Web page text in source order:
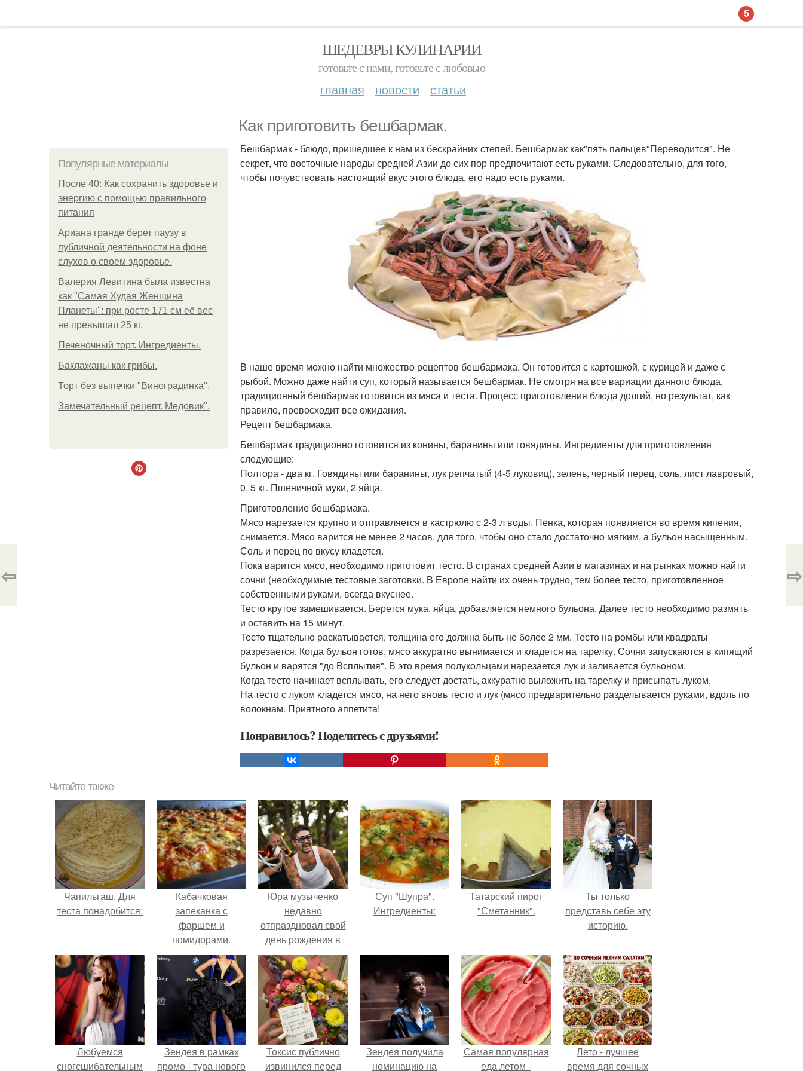
ШЕДЕВРЫ КУЛИНАРИИ
готовьте с нами, готовьте с любовью
главная новости статьи
Как приготовить бешбармак.
Популярные материалы
После 40: Как сохранить здоровье и
энергию с помощью правильного
питания
Ариана гранде берет паузу в
публичной деятельности на фоне
слухов о своем здоровье.
Валерия Левитина была известна
как "Самая Худая Женщина
Планеты": при росте 171 см её вес
не превышал 25 кг.
Печеночный торт. Ингредиенты.
Баклажаны как грибы.
Торт без выпечки "Виноградинка".
Замечательный рецепт. Медовик".
Бешбармак - блюдо, пришедшее к нам из бескрайних степей. Бешбармак как"пять пальцев"Переводится". Не
секрет, что восточные народы средней Азии до сих пор предпочитают есть руками. Следовательно, для того,
чтобы почувствовать настоящий вкус этого блюда, его надо есть руками.
В наше время можно найти множество рецептов бешбармака. Он готовится с картошкой, с курицей и даже с
рыбой. Можно даже найти суп, который называется бешбармак. Не смотря на все вариации данного блюда,
традиционный бешбармак готовится из мяса и теста. Процесс приготовления блюда долгий, но результат, как
правило, превосходит все ожидания.
Рецепт бешбармака.
Бешбармак традиционно готовится из конины, баранины или говядины. Ингредиенты для приготовления
следующие:
Полтора - два кг. Говядины или баранины, лук репчатый (4-5 луковиц), зелень, черный перец, соль, лист лавровый,
0, 5 кг. Пшеничной муки, 2 яйца.
Приготовление бешбармака.
Мясо нарезается крупно и отправляется в кастрюлю с 2-3 л воды. Пенка, которая появляется во время кипения,
снимается. Мясо варится не менее 2 часов, для того, чтобы оно стало достаточно мягким, а бульон насыщенным.
Соль и перец по вкусу кладется.
Пока варится мясо, необходимо приготовит тесто. В странах средней Азии в магазинах и на рынках можно найти
сочни (необходимые тестовые заготовки. В Европе найти их очень трудно, тем более тесто, приготовленное
собственными руками, всегда вкуснее.
Тесто крутое замешивается. Берется мука, яйца, добавляется немного бульона. Далее тесто необходимо размять
и оставить на 15 минут.
Тесто тщательно раскатывается, толщина его должна быть не более 2 мм. Тесто на ромбы или квадраты
разрезается. Когда бульон готов, мясо аккуратно вынимается и кладется на тарелку. Сочни запускаются в кипящий
бульон и варятся "до Всплытия". В это время полукольцами нарезается лук и заливается бульоном.
Когда тесто начинает всплывать, его следует достать, аккуратно выложить на тарелку и присыпать луком.
На тесто с луком кладется мясо, на него вновь тесто и лук (мясо предварительно разделывается руками, вдоль по
волокнам. Приятного аппетита!
Понравилось? Поделитесь с друзьями!
⇦ ⇨
Читайте также
Чапильгаш. Для
теста понадобится:
Кабачковая
запеканка с
фаршем и
помидорами.
Юра музыченко
недавно
отпраздновал свой
день рождения в
кругу самых
близких и родных
людей.
Суп "Шупра".
Ингредиенты:
Татарский пирог
"Сметанник".
Ты только
представь себе эту
историю.
Любуемся
сногсшибательным
Зендея в рамках
промо - тура нового
Токсис публично
извинился перед
Зендея получила
номинацию на
Самая популярная
еда летом -
Лето - лучшее
время для сочных
5